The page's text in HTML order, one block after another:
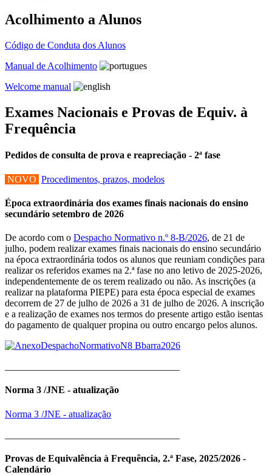
Acolhimento a Alunos
Código de Conduta dos Alunos
Manual de Acolhimento
Welcome manual
Exames Nacionais e Provas de Equiv. à
Frequência
Pedidos de consulta de prova e reapreciação - 2ª fase
NOVO Procedimentos, prazos, modelos
Época extraordinária dos exames finais nacionais do ensino
secundário setembro de 2026
De acordo com o Despacho Normativo n.º 8-B/2026, de 21 de
julho, podem realizar exames finais nacionais do ensino secundário
na época extraordinária todos os alunos que reuniam condições para
realizar os referidos exames na 2.ª fase no ano letivo de 2025-2026,
independentemente de os terem realizado ou não. As inscrições (a
realizar na plataforma PIEPE) para esta época especial de exames
decorrem de 27 de julho de 2026 a 31 de julho de 2026. A inscrição
e a realização de exames nos termos do presente artigo estão isentas
do pagamento de qualquer propina ou outro encargo pelos alunos.
Norma 3 /JNE - atualização
Norma 3 /JNE - atualização
Provas de Equivalência à Frequência, 2.ª Fase, 2025/2026 -
Calendário